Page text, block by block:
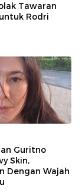
Tawaran
Rodri
Guritno
Skin,
Dengan Wajah